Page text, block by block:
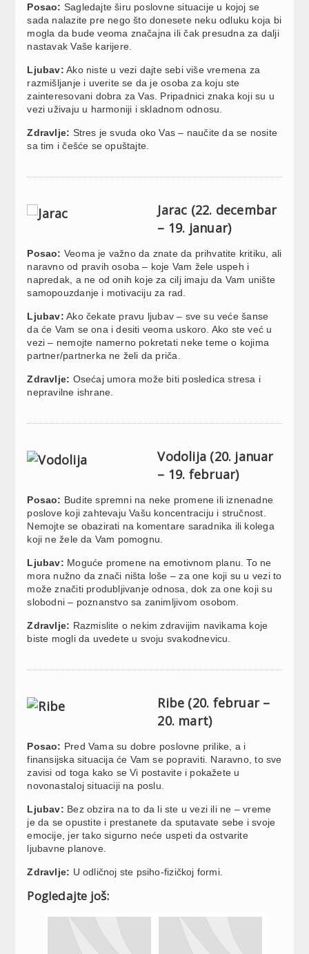
Posao: Sagledajte širu poslovne situacije u kojoj se
sada nalazite pre nego što donesete neku odluku koja bi
mogla da bude veoma značajna ili čak presudna za dalji
nastavak Vaše karijere.
Ljubav: Ako niste u vezi dajte sebi više vremena za
razmišljanje i uverite se da je osoba za koju ste
zainteresovani dobra za Vas. Pripadnici znaka koji su u
vezi uživaju u harmoniji i skladnom odnosu.
Zdravlje: Stres je svuda oko Vas – naučite da se nosite
sa tim i češće se opuštajte.
Jarac (22. decembar
– 19. januar)
Posao: Veoma je važno da znate da prihvatite kritiku, ali
naravno od pravih osoba – koje Vam žele uspeh i
napredak, a ne od onih koje za cilj imaju da Vam unište
samopouzdanje i motivaciju za rad.
Ljubav: Ako čekate pravu ljubav – sve su veće šanse
da će Vam se ona i desiti veoma uskoro. Ako ste već u
vezi – nemojte namerno pokretati neke teme o kojima
partner/partnerka ne želi da priča.
Zdravlje: Osećaj umora može biti posledica stresa i
nepravilne ishrane.
Vodolija (20. januar
– 19. februar)
Posao: Budite spremni na neke promene ili iznenadne
poslove koji zahtevaju Vašu koncentraciju i stručnost.
Nemojte se obazirati na komentare saradnika ili kolega
koji ne žele da Vam pomognu.
Ljubav: Moguće promene na emotivnom planu. To ne
mora nužno da znači ništa loše – za one koji su u vezi to
može značiti produbljivanje odnosa, dok za one koji su
slobodni – poznanstvo sa zanimljivom osobom.
Zdravlje: Razmislite o nekim zdravijim navikama koje
biste mogli da uvedete u svoju svakodnevicu.
Ribe (20. februar –
20. mart)
Posao: Pred Vama su dobre poslovne prilike, a i
finansijska situacija će Vam se popraviti. Naravno, to sve
zavisi od toga kako se Vi postavite i pokažete u
novonastaloj situaciji na poslu.
Ljubav: Bez obzira na to da li ste u vezi ili ne – vreme
je da se opustite i prestanete da sputavate sebe i svoje
emocije, jer tako sigurno neće uspeti da ostvarite
ljubavne planove.
Zdravlje: U odličnoj ste psiho-fizičkoj formi.
Pogledajte još: